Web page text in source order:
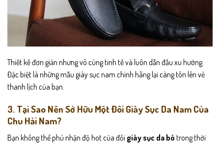
Thiết kế đơn giản nhưng vô cùng tinh tế và luôn dẫn đầu xu hướng.
Đặc biệt là những mẫu giày sục nam chính hãng lại càng tôn lên vẻ
thanh lịch của bạn.
3. Tại Sao Nên Sở Hữu Một Đôi Giày Sục Da Nam Của
Chu Hải Nam?
Bạn không thể phủ nhận độ hot của đôi giày sục da bò trong thời